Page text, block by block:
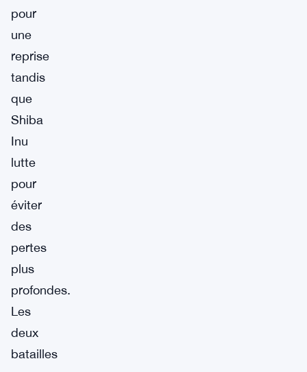
pour
une
reprise
tandis
que
Shiba
Inu
lutte
pour
éviter
des
pertes
plus
profondes.
Les
deux
batailles